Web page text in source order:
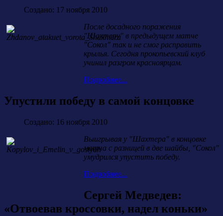
Создано: 17 ноября 2010
После досадного поражения
"Шахтеру" в предыдущем матче
"Сокол" так и не смог расправить
крылья. Сегодня прокопьевский клуб
учинил разгром красноярцам.
Подробнее...
Упустили победу в самой концовке
Создано: 16 ноября 2010
Выигрывая у "Шахтера" в концовке
матча с разницей в две шайбы, "Сокол"
умудрился упустить победу.
Подробнее...
Сергей Медведев:
«Отвоевав кроссовки, надел коньки»